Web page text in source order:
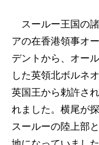
スールー王国の
アの在香港領事オ
デントから、オー
した英領北ボルネ
英国王から勅許さ
れました。横尾が
スールーの陸上部